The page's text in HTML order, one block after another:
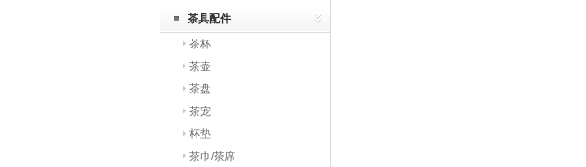
茶具配件
茶杯
茶壶
茶盘
茶宠
杯垫
茶巾/茶席